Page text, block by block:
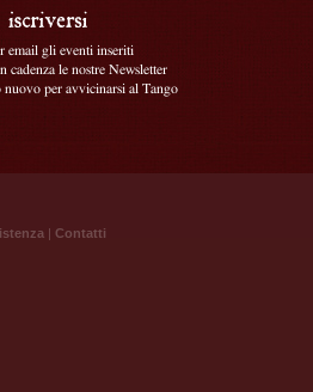
email gli eventi inseriti
cadenza le nostre Newsletter
nuovo per avvicinarsi al Tango
| Contatti